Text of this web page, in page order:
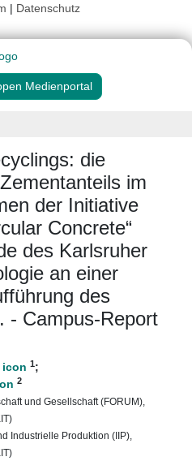
| Datenschutz
Medienportal
die
im
der Initiative
Concrete“
des Karlsruher
an einer
des
- Campus-Report
1;
2
und Gesellschaft (FORUM),
Industrielle Produktion (IIP),